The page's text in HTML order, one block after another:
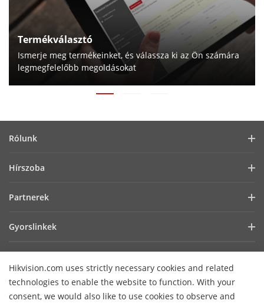
Termékválasztó
Ismerje meg termékeinket, és válassza ki az Ön számára
legmegfelelőbb megoldásokat
Hikvision.com uses strictly necessary cookies and related
technologies to enable the website to function. With your
consent, we would also like to use cookies to observe and
Rólunk
Kiberbiztonság
GYIK
Hírszoba
Sikertörténetek
HikSnap
Videók
Partnerek
Hikvision nyílt beágyazott platform
Gyorslinkek
Hol vásárolhat
Akadálymentességi nyilatkozat
Lépjen kapcsolatba velünk